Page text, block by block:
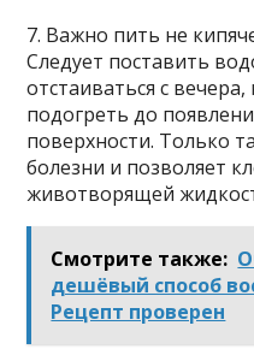
7. Важно пить не
Следует поставить
отстаиваться с
подогреть до
поверхности. Только
болезни и позволяет
животворящей
Смотрите также:
дeшёвый cпocoб
Рeцeпт прoвeрeн